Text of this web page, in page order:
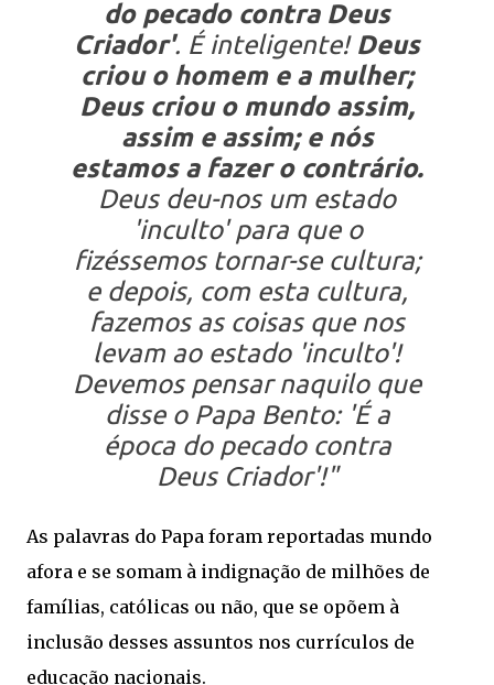
do pecado contra Deus
Criador'. É inteligente! Deus
criou o homem e a mulher;
Deus criou o mundo assim,
assim e assim; e nós
estamos a fazer o contrário.
Deus deu-nos um estado
'inculto' para que o
fizéssemos tornar-se cultura;
e depois, com esta cultura,
fazemos as coisas que nos
levam ao estado 'inculto'!
Devemos pensar naquilo que
disse o Papa Bento: 'É a
época do pecado contra
Deus Criador'!"
As palavras do Papa foram reportadas mundo
afora e se somam à indignação de milhões de
famílias, católicas ou não, que se opõem à
inclusão desses assuntos nos currículos de
educação nacionais.